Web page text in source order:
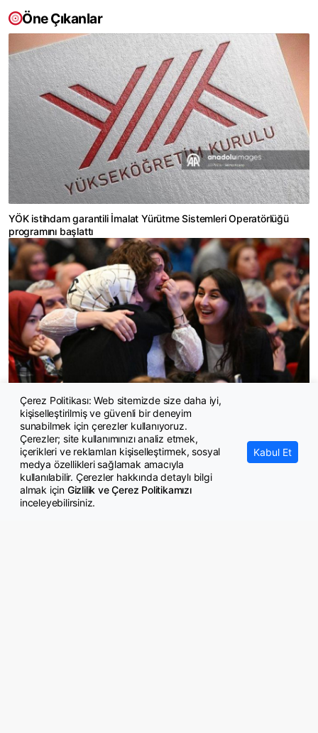
Öne Çıkanlar
YÖK istihdam garantili İmalat Yürütme Sistemleri Operatörlüğü
programını başlattı
Öğretmen ataması için gözler MEB'de
Çerez Politikası: Web sitemizde size daha iyi,
kişiselleştirilmiş ve güvenli bir deneyim
sunabilmek için çerezler kullanıyoruz.
Çerezler; site kullanımınızı analiz etmek,
içerikleri ve reklamları kişiselleştirmek, sosyal
medya özellikleri sağlamak amacıyla
kullanılabilir. Çerezler hakkında detaylı bilgi
almak için Gizlilik ve Çerez Politikamızı
inceleyebilirsiniz.
Kabul Et